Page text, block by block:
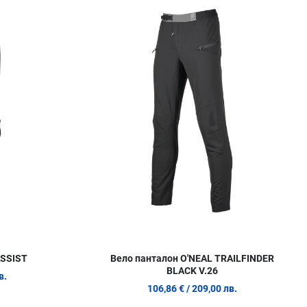
Вело панталон O'NEAL TRAILFINDER
BLACK V.26
106,86 € / 209,00 лв.